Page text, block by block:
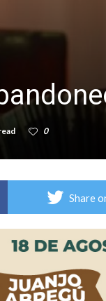
0
Share